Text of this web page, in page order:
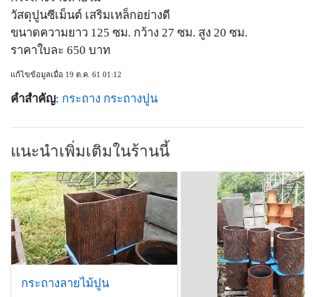
วัสดุปูนซีเม็นต์ เสริมเหล็กอย่างดี
ขนาดความยาว 125 ซม. กว้าง 27 ซม. สูง 20 ซม.
ราคาใบละ 650 บาท
แก้ไขข้อมูลเมื่อ 19 ต.ค. 61 01:12
คำสำคัญ: กระถาง กระถางปูน
แนะนำเพิ่มเติมในร้านนี้
กระถางลายไม้ปูน